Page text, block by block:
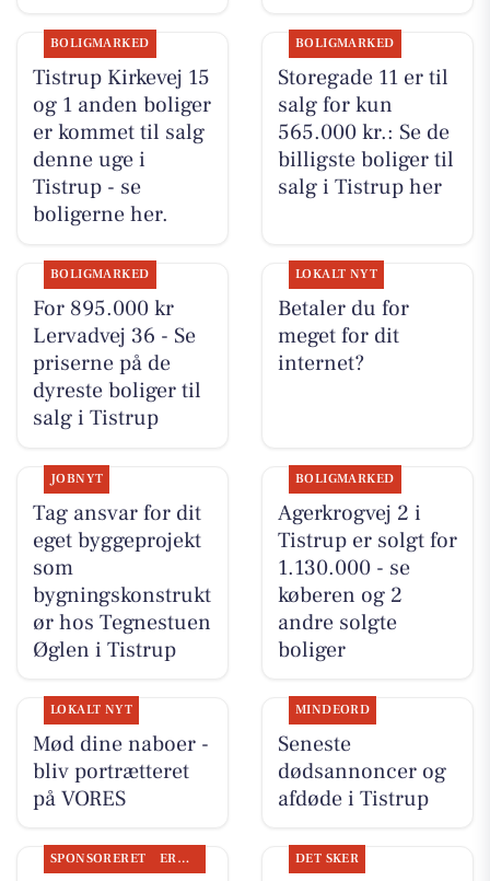
BOLIGMARKED
Tistrup Kirkevej 15
og 1 anden boliger
er kommet til salg
denne uge i
Tistrup - se
boligerne her.
BOLIGMARKED
Storegade 11 er til
salg for kun
565.000 kr.: Se de
billigste boliger til
salg i Tistrup her
BOLIGMARKED
For 895.000 kr
Lervadvej 36 - Se
priserne på de
dyreste boliger til
salg i Tistrup
LOKALT NYT
Betaler du for
meget for dit
internet?
JOBNYT
Tag ansvar for dit
eget byggeprojekt
som
bygningskonstrukt
ør hos Tegnestuen
Øglen i Tistrup
BOLIGMARKED
Agerkrogvej 2 i
Tistrup er solgt for
1.130.000 - se
køberen og 2
andre solgte
boliger
LOKALT NYT
Mød dine naboer -
bliv portrætteret
på VORES
MINDEORD
Seneste
dødsannoncer og
afdøde i Tistrup
SPONSORERET ERHVERV DET SKER